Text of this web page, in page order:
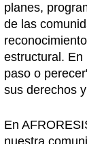
planes,
de las
estructural. En
paso o
sus derechos
En
nuestra